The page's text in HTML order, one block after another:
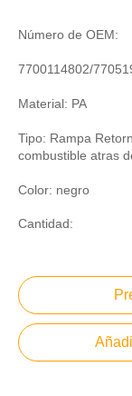
Número de OEM:
7700114802/
Material: PA
Tipo: Rampa
combustible atras
Color: negro
Cantidad: